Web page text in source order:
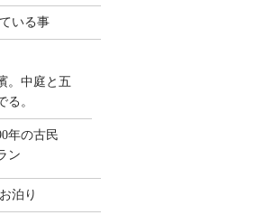
いる事
。中庭と五
る。
年の古民
ン
泊り